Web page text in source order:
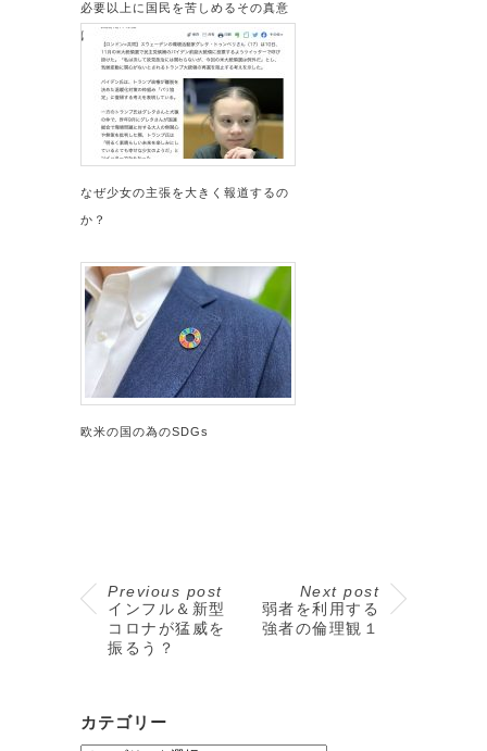
必要以上に国民を苦しめるその真意
は？
なぜ少女の主張を大きく報道するの
か？
欧米の国の為のSDGs
Previous post
インフル＆新型
コロナが猛威を
振るう？
Next post
弱者を利用する
強者の倫理観１
カテゴリー